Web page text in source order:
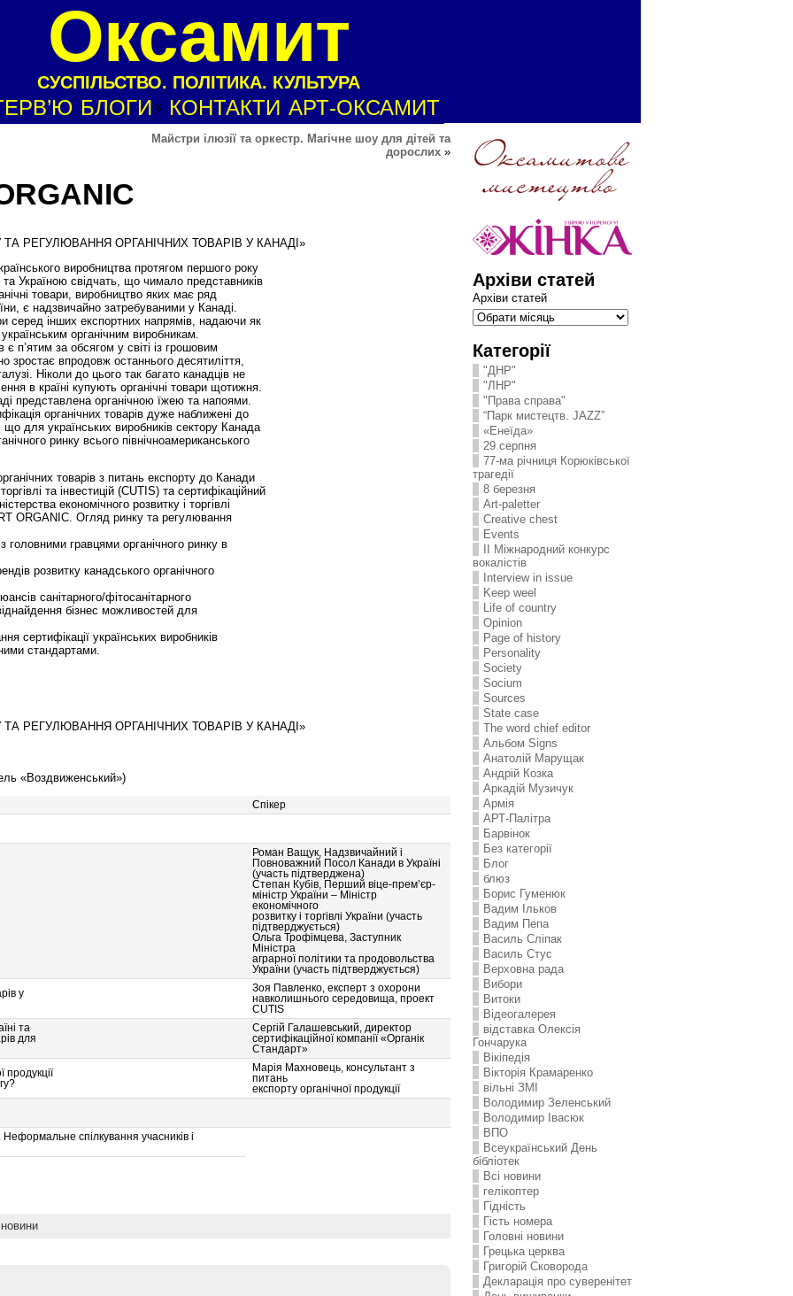
Оксамит
СУСПІЛЬСТВО. ПОЛІТИКА. КУЛЬТУРА
БЛОГИ КОНТАКТИ АРТ-ОКСАМИТ
Майстри ілюзії та оркестр. Магічне шоу для дітей та
дорослих »
ТА РЕГУЛЮВАННЯ ОРГАНІЧНИХ ТОВАРІВ У КАНАДІ»
виробництва протягом першого року
Україною свідчать, що чимало представників
товари, виробництво яких має ряд
є надзвичайно затребуваними у Канаді.
серед інших експортних напрямів, надаючи як
органічним виробникам.
є п’ятим за обсягом у світі із грошовим
впродовж останнього десятиліття,
Ніколи до цього так багато канадців не
в країні купують органічні товари щотижня.
представлена органічною їжею та напоями.
органічних товарів дуже наближені до
для українських виробників сектору Канада
ринку всього північноамериканського
товарів з питань експорту до Канади
та інвестицій (CUTIS) та сертифікаційний
економічного розвитку і торгівлі
ORGANIC. Огляд ринку та регулювання
головними гравцями органічного ринку в
розвитку канадського органічного
санітарного/фітосанітарного
бізнес можливостей для
сертифікації українських виробників
стандартами.
ТА РЕГУЛЮВАННЯ ОРГАНІЧНИХ ТОВАРІВ У КАНАДІ»
«Воздвиженський»)
Спікер
Роман Ващук, Надзвичайний і
Повноважний Посол Канади в Україні
(участь підтверджена)
Степан Кубів, Перший віце-прем’єр-
міністр України – Міністр
економічного
розвитку і торгівлі України (участь
підтверджується)
Ольга Трофімцева, Заступник
Міністра
аграрної політики та продовольства
України (участь підтверджується)
у
Зоя Павленко, експерт з охорони
навколишнього середовища, проект
CUTIS
та
для
Сергій Галашевський, директор
сертифікаційної компанії «Органік
Стандарт»
продукції
Марія Махновець, консультант з
питань
експорту органічної продукції
спілкування учасників і
Архіви статей
Архіви статей
Категорії
"ДНР"
"ЛНР"
"Права справа"
“Парк мистецтв. JAZZ”
«Енеїда»
29 серпня
77-ма річниця Корюківської
трагедії
8 березня
Art-paletter
Creative chest
Events
II Міжнародний конкурс
вокалістів
Interview in issue
Keep weel
Life of country
Opinion
Page of history
Personality
Society
Socium
Sources
State case
The word chief editor
Альбом Signs
Анатолій Марущак
Андрій Козка
Аркадій Музичук
Армія
АРТ-Палітра
Барвінок
Без категорії
Блог
блюз
Борис Гуменюк
Вадим Ільков
Вадим Пепа
Василь Сліпак
Василь Стус
Верховна рада
Вибори
Витоки
Відеогалерея
відставка Олексія
Гончарука
Вікіпедія
Вікторія Крамаренко
вільні ЗМІ
Володимир Зеленський
Володимир Івасюк
ВПО
Всеукраїнський День
бібліотек
Всі новини
гелікоптер
Гідність
Гість номера
Головні новини
Грецька церква
Григорій Сковорода
Декларація про суверенітет